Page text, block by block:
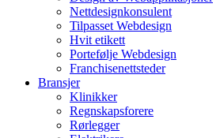
Nettdesignkonsulent
Tilpasset Webdesign
Hvit etikett
Portefølje Webdesign
Franchisenettsteder
Bransjer
Klinikker
Regnskapsforere
Rørlegger